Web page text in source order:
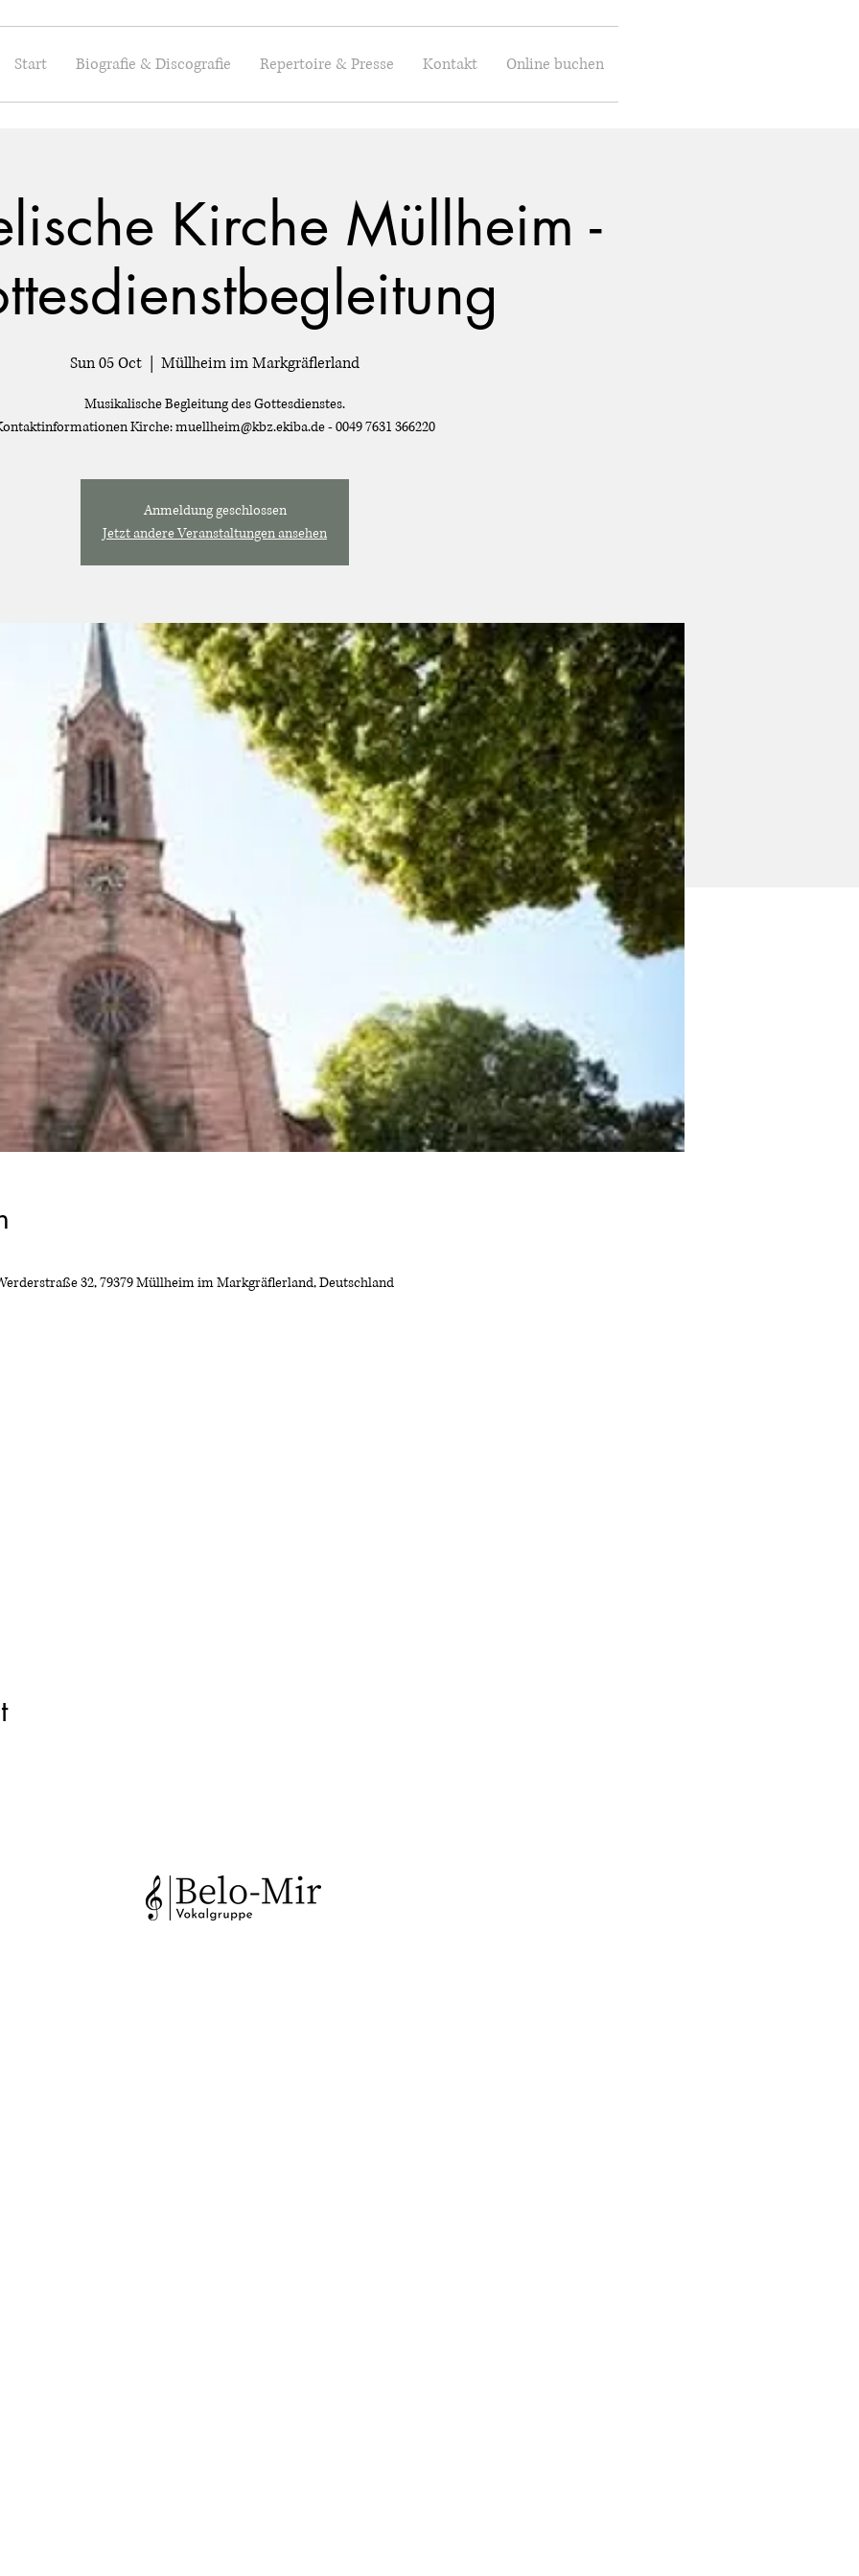
Start Biografie & Discografie Repertoire & Presse Kontakt Online buchen
Kirche Müllheim -
Sun 05 Oct Müllheim im Markgräflerland
Musikalische Begleitung des Gottesdienstes.
Kirche: muellheim@kbz.ekiba.de - 0049 7631 366220
Anmeldung geschlossen
Jetzt andere Veranstaltungen ansehen
32, 79379 Müllheim im Markgräflerland, Deutschland